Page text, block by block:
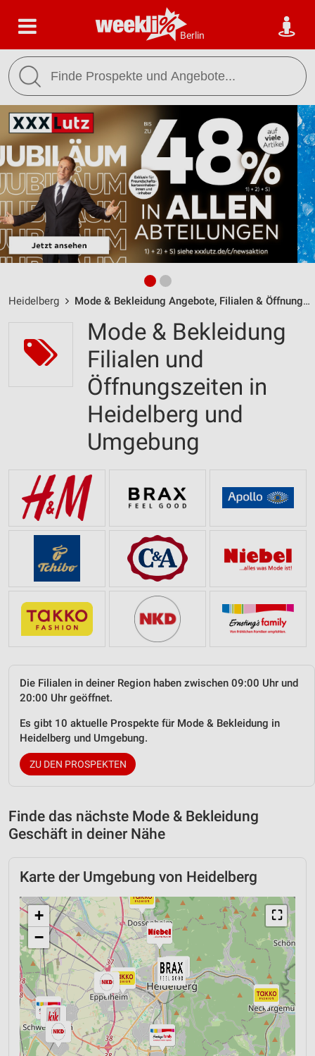
Berlin
Heidelberg Mode & Bekleidung Angebote, Filialen & Öffnungszeiten
Mode & Bekleidung
Filialen und
Öffnungszeiten in
Heidelberg und
Umgebung
Die Filialen in deiner Region haben zwischen 09:00 Uhr und
20:00 Uhr geöffnet.
Es gibt 10 aktuelle Prospekte für Mode & Bekleidung in
Heidelberg und Umgebung.
ZU DEN PROSPEKTEN
Finde das nächste Mode & Bekleidung
Geschäft in deiner Nähe
Karte der Umgebung von Heidelberg
⛶
+
−